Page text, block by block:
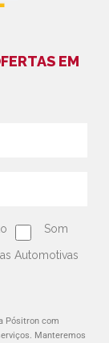
EM
Som
Automotivas
Pósitron com
Manteremos